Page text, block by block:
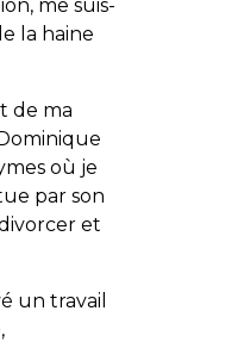
me suis-
la haine
de ma
où je
par son
et
un travail